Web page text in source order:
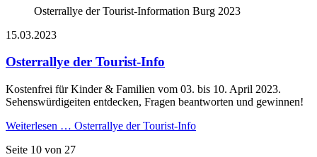
Osterrallye der Tourist-Information Burg 2023
15.03.2023
Osterrallye der Tourist-Info
Kostenfrei für Kinder & Familien vom 03. bis 10. April 2023.
Sehenswürdigeiten entdecken, Fragen beantworten und gewinnen!
Weiterlesen … Osterrallye der Tourist-Info
Seite 10 von 27